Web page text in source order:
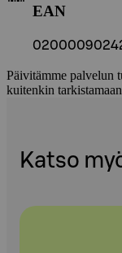
EAN
Päivitämme palvelun
kuitenkin
Katso